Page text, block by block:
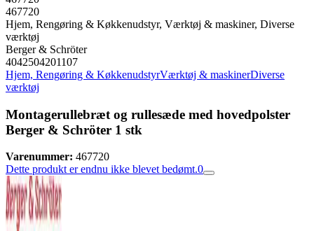
467720
Hjem, Rengøring & Køkkenudstyr, Værktøj & maskiner, Diverse
værktøj
Berger & Schröter
4042504201107
Hjem, Rengøring & KøkkenudstyrVærktøj & maskinerDiverse
værktøj
Montagerullebræt og rullesæde med hovedpolster
Berger & Schröter 1 stk
Varenummer: 467720
Dette produkt er endnu ikke blevet bedømt.0